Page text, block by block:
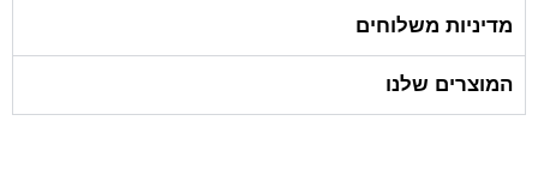
מדיניות משלוחים
המוצרים שלנו